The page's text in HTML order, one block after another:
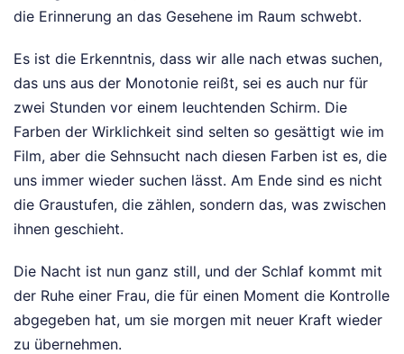
die Erinnerung an das Gesehene im Raum schwebt.
Es ist die Erkenntnis, dass wir alle nach etwas suchen,
das uns aus der Monotonie reißt, sei es auch nur für
zwei Stunden vor einem leuchtenden Schirm. Die
Farben der Wirklichkeit sind selten so gesättigt wie im
Film, aber die Sehnsucht nach diesen Farben ist es, die
uns immer wieder suchen lässt. Am Ende sind es nicht
die Graustufen, die zählen, sondern das, was zwischen
ihnen geschieht.
Die Nacht ist nun ganz still, und der Schlaf kommt mit
der Ruhe einer Frau, die für einen Moment die Kontrolle
abgegeben hat, um sie morgen mit neuer Kraft wieder
zu übernehmen.